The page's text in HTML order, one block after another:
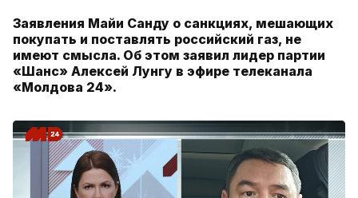
Заявления Майи Санду о санкциях, мешающих
покупать и поставлять российский газ, не
имеют смысла. Об этом заявил лидер партии
«Шанс» Алексей Лунгу в эфире телеканала
«Молдова 24».